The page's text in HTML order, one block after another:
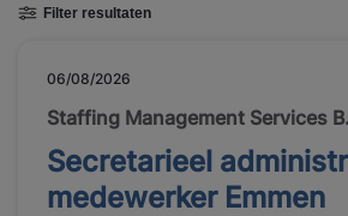
Filter resultaten
06/08/2026
Staffing Management Services
Secretarieel
medewerker Emmen